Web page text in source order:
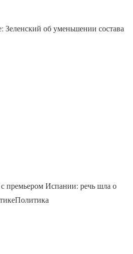
Зеленский об уменьшении состава
премьером Испании: речь шла о